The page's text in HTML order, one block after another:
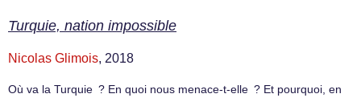
Turquie, nation impossible
Nicolas Glimois, 2018
Où va la Turquie ? En quoi nous menace-t-elle ? Et pourquoi, en